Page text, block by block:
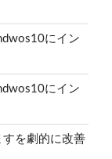
にイン
にイン
を劇的に改善